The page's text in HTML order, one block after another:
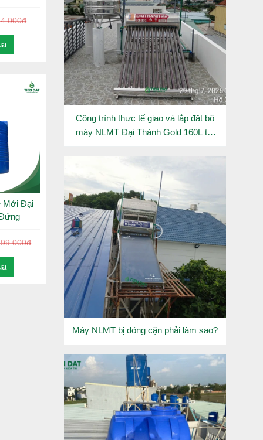
Mới Đại
Công trình thực tế giao và lắp đặt bộ
máy NLMT Đại Thành Gold 160L tại
Máy NLMT bị đóng cặn phải làm sao?